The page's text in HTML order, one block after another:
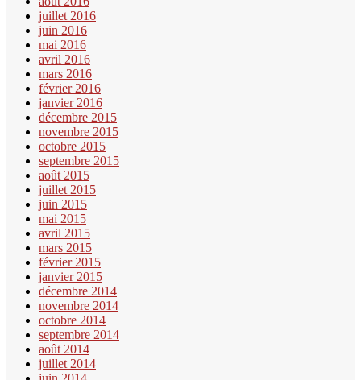
juillet 2016
juin 2016
mai 2016
avril 2016
mars 2016
février 2016
janvier 2016
décembre 2015
novembre 2015
octobre 2015
septembre 2015
août 2015
juillet 2015
juin 2015
mai 2015
avril 2015
mars 2015
février 2015
janvier 2015
décembre 2014
novembre 2014
octobre 2014
septembre 2014
août 2014
juillet 2014